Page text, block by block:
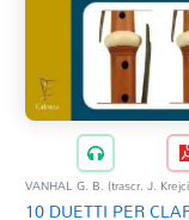
VANHAL G. B. (trascr. J.
10 DUETTI PER